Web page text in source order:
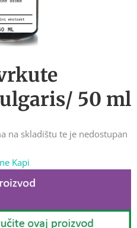
50 ml
na skladištu te je nedostupan
Kapi